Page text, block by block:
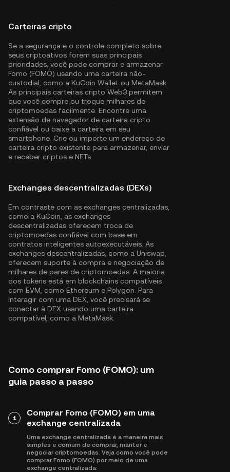
Carteiras cripto
Se a segurança e o controle completo sobre
seus criptoativos forem suas principais
prioridades, você pode comprar e armazenar
Fomo (FOMO) usando uma carteira não-
custodial, como a KuCoin Wallet ou MetaMask.
As principais carteiras cripto Web3 permitem
que você compre ou troque milhares de
criptomoedas facilmente. Encontre uma
extensão de navegador de carteira cripto
confiável ou baixe a carteira em seu
smartphone. Crie ou importe um endereço de
carteira cripto existente para armazenar, enviar
e receber criptos e NFTs.
Exchanges descentralizadas (DEXs)
Em contraste com as exchanges centralizadas,
como a KuCoin, as exchanges
descentralizadas oferecem troca de
criptomoedas confiável com base em
contratos inteligentes autoexecutáveis. As
exchanges descentralizadas, como a Uniswap,
oferecem suporte à compra e negociação de
milhares de pares de criptomoedas. A maioria
dos tokens está em blockchains compatíveis
com EVM, como Ethereum e Polygon . Para
interagir com uma DEX, você precisará se
conectar à DEX usando uma carteira
compatível, como a MetaMask.
Como comprar Fomo (FOMO): um
guia passo a passo
1
Comprar Fomo (FOMO) em uma
exchange centralizada
Uma exchange centralizada é a maneira mais
simples e comum de comprar, manter e
negociar criptomoedas. Veja como você pode
comprar Fomo (FOMO) por meio de uma
exchange centralizada: